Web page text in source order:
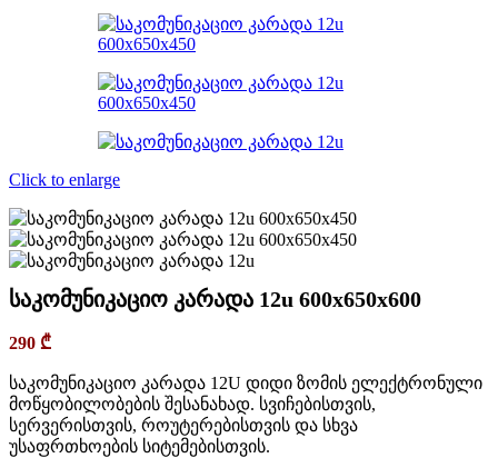
Click to enlarge
საკომუნიკაციო კარადა 12u 600x650x600
290 ₾
საკომუნიკაციო კარადა 12U დიდი ზომის ელექტრონული
მოწყობილობების შესანახად. სვიჩებისთვის,
სერვერისთვის, როუტერებისთვის და სხვა
უსაფრთხოების სიტემებისთვის.